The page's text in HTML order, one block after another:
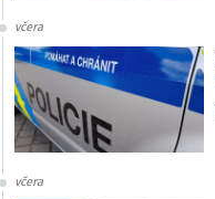
včera
včera